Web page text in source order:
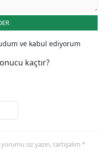
ve kabul ediyorum
kaçtır?
siz yazın, tartışalım *